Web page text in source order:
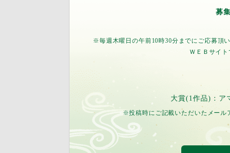
募
※毎週木曜日の午前10時30分までにご応募頂
ＷＥＢサイト
大賞(1作品)：ア
※投稿時にご記載いただいたメール